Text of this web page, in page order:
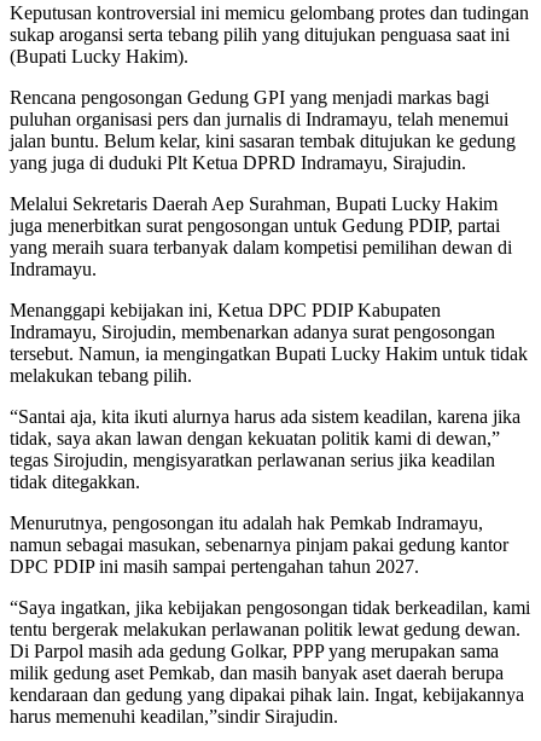
Keputusan kontroversial ini memicu gelombang protes dan tudingan
sukap arogansi serta tebang pilih yang ditujukan penguasa saat ini
(Bupati Lucky Hakim).
Rencana pengosongan Gedung GPI yang menjadi markas bagi
puluhan organisasi pers dan jurnalis di Indramayu, telah menemui
jalan buntu. Belum kelar, kini sasaran tembak ditujukan ke gedung
yang juga di duduki Plt Ketua DPRD Indramayu, Sirajudin.
Melalui Sekretaris Daerah Aep Surahman, Bupati Lucky Hakim
juga menerbitkan surat pengosongan untuk Gedung PDIP, partai
yang meraih suara terbanyak dalam kompetisi pemilihan dewan di
Indramayu.
Menanggapi kebijakan ini, Ketua DPC PDIP Kabupaten
Indramayu, Sirojudin, membenarkan adanya surat pengosongan
tersebut. Namun, ia mengingatkan Bupati Lucky Hakim untuk tidak
melakukan tebang pilih.
“Santai aja, kita ikuti alurnya harus ada sistem keadilan, karena jika
tidak, saya akan lawan dengan kekuatan politik kami di dewan,”
tegas Sirojudin, mengisyaratkan perlawanan serius jika keadilan
tidak ditegakkan.
Menurutnya, pengosongan itu adalah hak Pemkab Indramayu,
namun sebagai masukan, sebenarnya pinjam pakai gedung kantor
DPC PDIP ini masih sampai pertengahan tahun 2027.
“Saya ingatkan, jika kebijakan pengosongan tidak berkeadilan, kami
tentu bergerak melakukan perlawanan politik lewat gedung dewan.
Di Parpol masih ada gedung Golkar, PPP yang merupakan sama
milik gedung aset Pemkab, dan masih banyak aset daerah berupa
kendaraan dan gedung yang dipakai pihak lain. Ingat, kebijakannya
harus memenuhi keadilan,”sindir Sirajudin.